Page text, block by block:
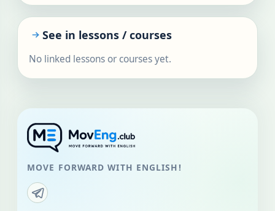
See in lessons / courses
No linked lessons or courses yet.
MOVE FORWARD WITH ENGLISH!